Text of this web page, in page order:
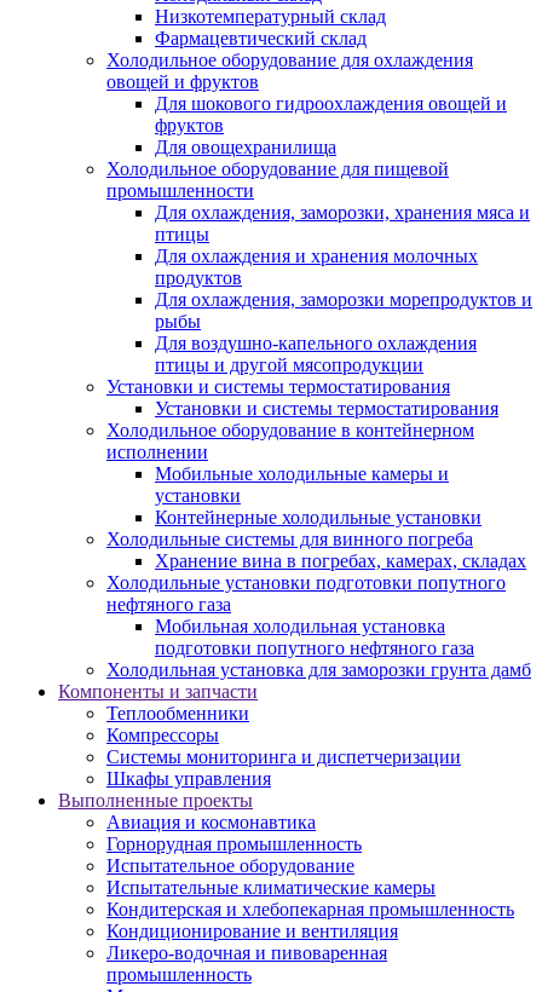
Низкотемпературный склад
Фармацевтический склад
Холодильное оборудование для охлаждения
овощей и фруктов
Для шокового гидроохлаждения овощей и
фруктов
Для овощехранилища
Холодильное оборудование для пищевой
промышленности
Для охлаждения, заморозки, хранения мяса и
птицы
Для охлаждения и хранения молочных
продуктов
Для охлаждения, заморозки морепродуктов и
рыбы
Для воздушно-капельного охлаждения
птицы и другой мясопродукции
Установки и системы термостатирования
Установки и системы термостатирования
Холодильное оборудование в контейнерном
исполнении
Мобильные холодильные камеры и
установки
Контейнерные холодильные установки
Холодильные системы для винного погреба
Хранение вина в погребах, камерах, складах
Холодильные установки подготовки попутного
нефтяного газа
Мобильная холодильная установка
подготовки попутного нефтяного газа
Холодильная установка для заморозки грунта дамб
Компоненты и запчасти
Теплообменники
Компрессоры
Системы мониторинга и диспетчеризации
Шкафы управления
Выполненные проекты
Авиация и космонавтика
Горнорудная промышленность
Испытательное оборудование
Испытательные климатические камеры
Кондитерская и хлебопекарная промышленность
Кондиционирование и вентиляция
Ликеро-водочная и пивоваренная
промышленность